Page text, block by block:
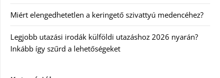
Miért elengedhetetlen a keringető szivattyú medencéhez?
Legjobb utazási irodák külföldi utazáshoz 2026 nyarán?
Inkább így szűrd a lehetőségeket